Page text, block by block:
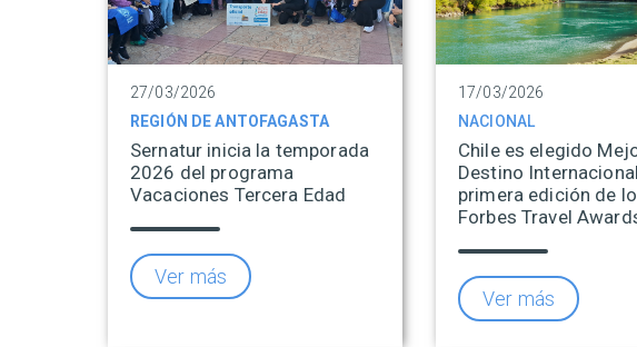
27/03/2026
REGIÓN DE ANTOFAGASTA
Sernatur inicia la temporada
2026 del programa
Vacaciones Tercera Edad
Ver más
17/03/2026
NACIONAL
Chile es elegido
Destino
primera edición de
Forbes Travel
Ver más